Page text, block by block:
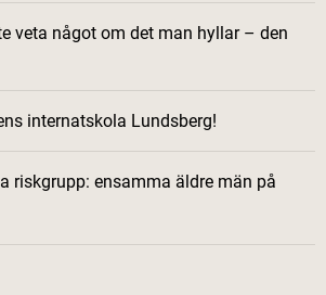
veta något om det man hyllar – den
internatskola Lundsberg!
riskgrupp: ensamma äldre män på